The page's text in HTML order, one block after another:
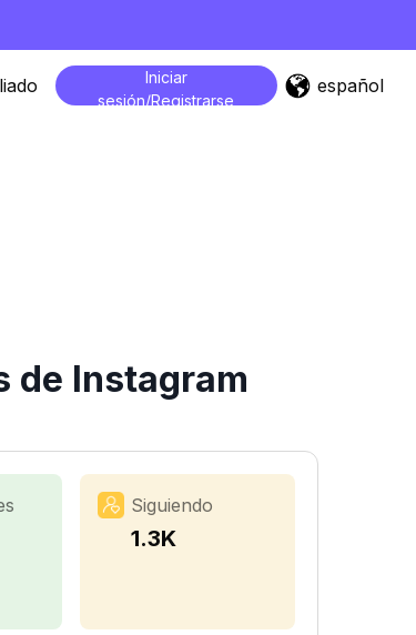
Iniciar
sesión/Registrarse
español
de Instagram
Siguiendo
1.3K